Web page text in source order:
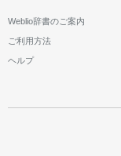
Weblio辞書のご案内
ご利用方法
ヘルプ